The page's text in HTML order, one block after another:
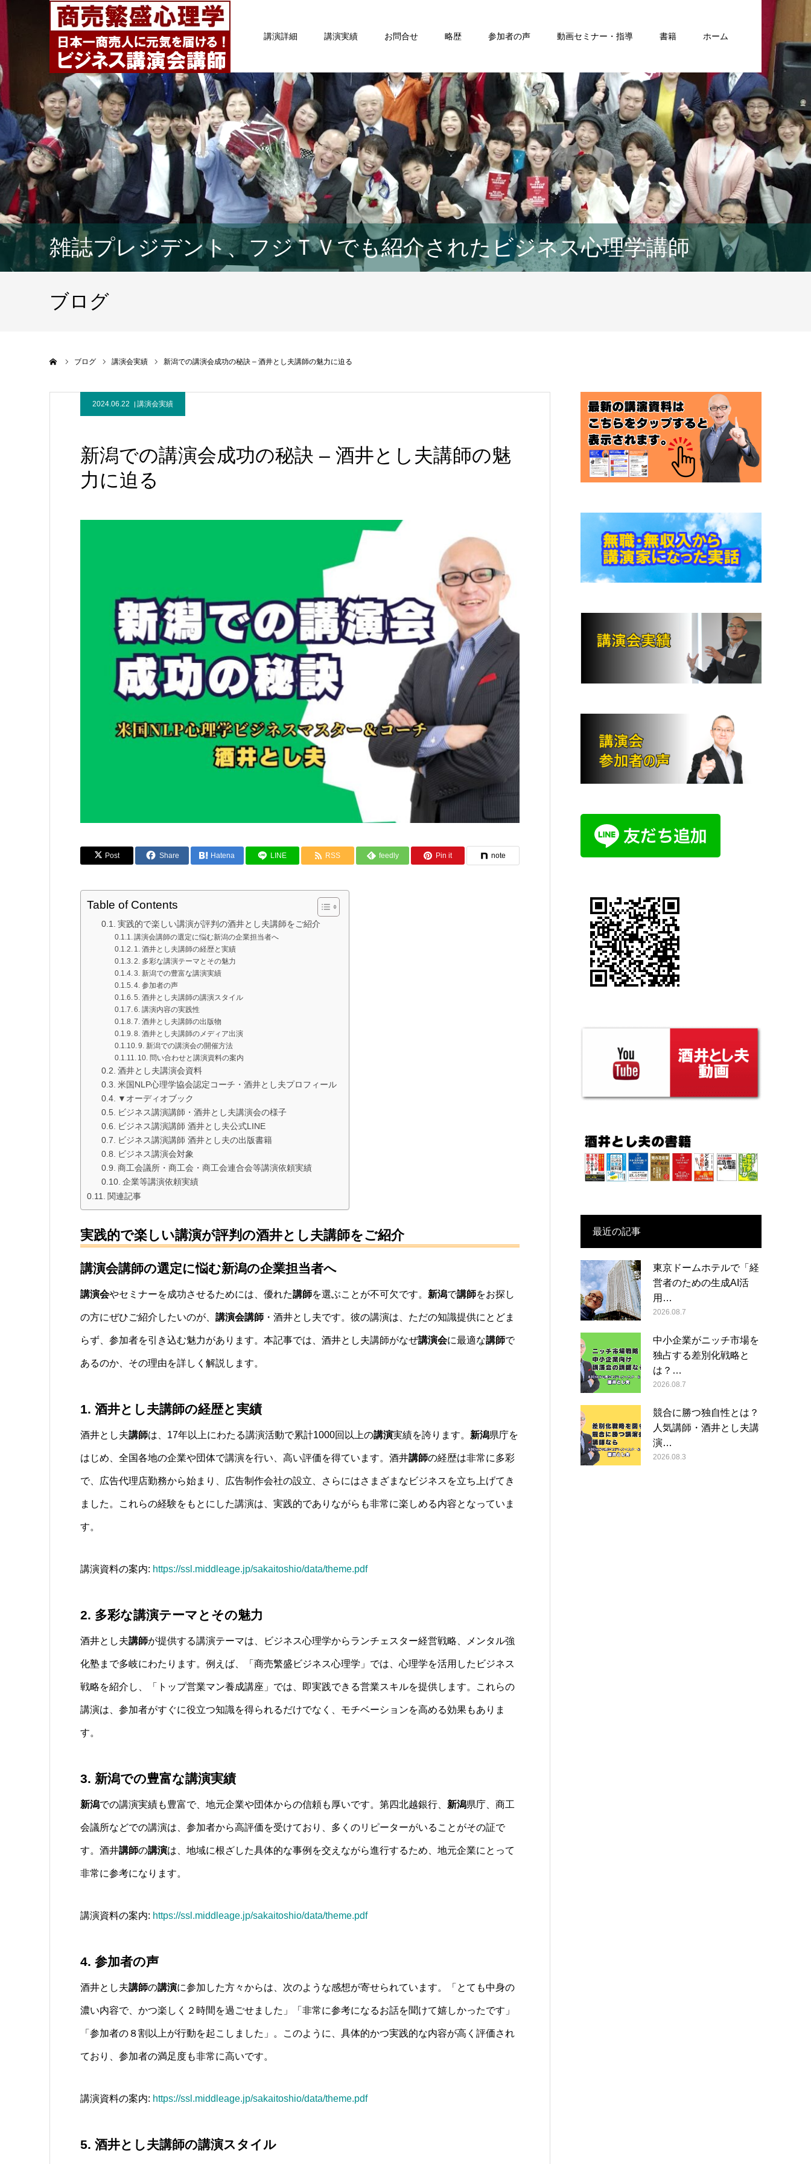
講演詳細 講演実績 お問合せ 略歴 参加者の声 動画セミナー・指導 書籍 ホーム
雑誌プレジデント、フジＴＶでも紹介されたビジネス心理学講師
ブログ
ブログ 講演会実績 新潟での講演会成功の秘訣 – 酒井とし夫講師の魅力に迫る
2024.06.22 講演会実績
新潟での講演会成功の秘訣 – 酒井とし夫講師の魅
力に迫る
Post Share Hatena LINE RSS feedly Pin it note
Table of Contents
実践的で楽しい講演が評判の酒井とし夫講師をご紹介
講演会講師の選定に悩む新潟の企業担当者へ
1. 酒井とし夫講師の経歴と実績
2. 多彩な講演テーマとその魅力
3. 新潟での豊富な講演実績
4. 参加者の声
5. 酒井とし夫講師の講演スタイル
6. 講演内容の実践性
7. 酒井とし夫講師の出版物
8. 酒井とし夫講師のメディア出演
9. 新潟での講演会の開催方法
10. 問い合わせと講演資料の案内
酒井とし夫講演会資料
米国NLP心理学協会認定コーチ・酒井とし夫プロフィール
▼オーディオブック
ビジネス講演講師・酒井とし夫講演会の様子
ビジネス講演講師 酒井とし夫公式LINE
ビジネス講演講師 酒井とし夫の出版書籍
ビジネス講演会対象
商工会議所・商工会・商工会連合会等講演依頼実績
企業等講演依頼実績
関連記事
実践的で楽しい講演が評判の酒井とし夫講師をご紹介
講演会講師の選定に悩む新潟の企業担当者へ
講演会やセミナーを成功させるためには、優れた講師を選ぶことが不可欠です。 新潟で講師をお探し
の方にぜひご紹介したいのが、 講演会講師 ・酒井とし夫です。彼の講演は、ただの知識提供にとどま
らず、参加者を引き込む魅力があります。本記事では、酒井とし夫講師がなぜ講演会に最適な講師で
あるのか、その理由を詳しく解説します。
1. 酒井とし夫講師の経歴と実績
酒井とし夫講師は、17年以上にわたる講演活動で累計1000回以上の講演実績を誇ります。 新潟県庁を
はじめ、全国各地の企業や団体で講演を行い、高い評価を得ています。酒井講師の経歴は非常に多彩
で、広告代理店勤務から始まり、広告制作会社の設立、さらにはさまざまなビジネスを立ち上げてき
ました。これらの経験をもとにした講演は、実践的でありながらも非常に楽しめる内容となっていま
す。
講演資料の案内: https://ssl.middleage.jp/sakaitoshio/data/theme.pdf
2. 多彩な講演テーマとその魅力
酒井とし夫講師が提供する講演テーマは、ビジネス心理学からランチェスター経営戦略、メンタル強
化塾まで多岐にわたります。例えば、「商売繁盛ビジネス心理学」では、心理学を活用したビジネス
戦略を紹介し、「トップ営業マン養成講座」では、即実践できる営業スキルを提供します。これらの
講演は、参加者がすぐに役立つ知識を得られるだけでなく、モチベーションを高める効果もありま
す。
3. 新潟での豊富な講演実績
新潟での講演実績も豊富で、地元企業や団体からの信頼も厚いです。第四北越銀行、 新潟県庁、商工
会議所などでの講演は、参加者から高評価を受けており、多くのリピーターがいることがその証で
す。酒井講師の講演は、地域に根ざした具体的な事例を交えながら進行するため、地元企業にとって
非常に参考になります。
講演資料の案内: https://ssl.middleage.jp/sakaitoshio/data/theme.pdf
4. 参加者の声
酒井とし夫講師の講演に参加した方々からは、次のような感想が寄せられています。「とても中身の
濃い内容で、かつ楽しく２時間を過ごせました」「非常に参考になるお話を聞けて嬉しかったです」
「参加者の８割以上が行動を起こしました」。このように、具体的かつ実践的な内容が高く評価され
ており、参加者の満足度も非常に高いです。
講演資料の案内: https://ssl.middleage.jp/sakaitoshio/data/theme.pdf
5. 酒井とし夫講師の講演スタイル
最近の記事
東京ドームホテルで「経
営者のための生成AI活
用…
2026.08.7
中小企業がニッチ市場を
独占する差別化戦略と
は？…
2026.08.7
競合に勝つ独自性とは？
人気講師・酒井とし夫講
演…
2026.08.3